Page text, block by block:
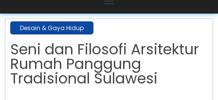
Desain & Gaya Hidup
Seni dan Filosofi Arsitektur
Rumah Panggung
Tradisional Sulawesi